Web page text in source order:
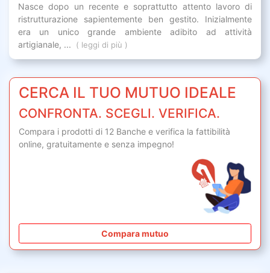
Nasce dopo un recente e soprattutto attento lavoro di
ristrutturazione sapientemente ben gestito. Inizialmente
era un unico grande ambiente adibito ad attività
artigianale, ...
( leggi di più )
CERCA IL TUO MUTUO IDEALE
CONFRONTA. SCEGLI. VERIFICA.
Compara i prodotti di 12 Banche e verifica la fattibilità
online, gratuitamente e senza impegno!
Compara mutuo